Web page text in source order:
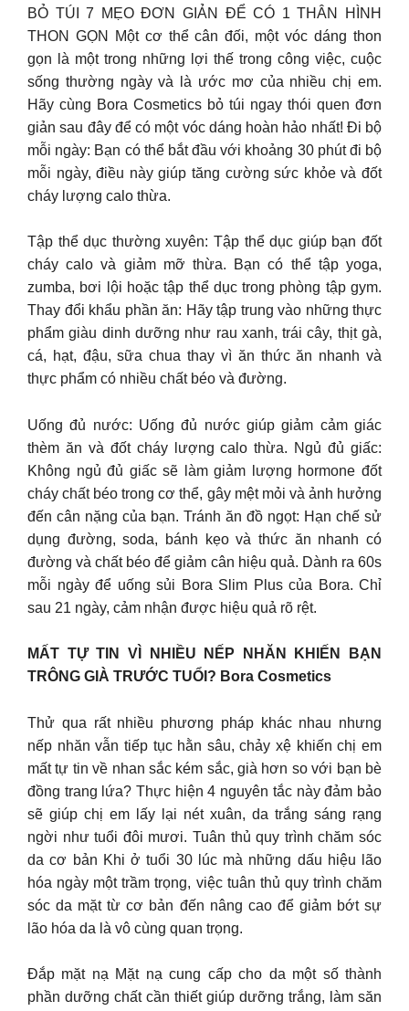
BỎ TÚI 7 MẸO ĐƠN GIẢN ĐỂ CÓ 1 THÂN HÌNH
THON GỌN Một cơ thể cân đối, một vóc dáng thon
gọn là một trong những lợi thế trong công việc, cuộc
sống thường ngày và là ước mơ của nhiều chị em.
Hãy cùng Bora Cosmetics bỏ túi ngay thói quen đơn
giản sau đây để có một vóc dáng hoàn hảo nhất! Đi bộ
mỗi ngày: Bạn có thể bắt đầu với khoảng 30 phút đi bộ
mỗi ngày, điều này giúp tăng cường sức khỏe và đốt
cháy lượng calo thừa.
Tập thể dục thường xuyên: Tập thể dục giúp bạn đốt
cháy calo và giảm mỡ thừa. Bạn có thể tập yoga,
zumba, bơi lội hoặc tập thể dục trong phòng tập gym.
Thay đổi khẩu phần ăn: Hãy tập trung vào những thực
phẩm giàu dinh dưỡng như rau xanh, trái cây, thịt gà,
cá, hạt, đậu, sữa chua thay vì ăn thức ăn nhanh và
thực phẩm có nhiều chất béo và đường.
Uống đủ nước: Uống đủ nước giúp giảm cảm giác
thèm ăn và đốt cháy lượng calo thừa. Ngủ đủ giấc:
Không ngủ đủ giấc sẽ làm giảm lượng hormone đốt
cháy chất béo trong cơ thể, gây mệt mỏi và ảnh hưởng
đến cân nặng của bạn. Tránh ăn đồ ngọt: Hạn chế sử
dụng đường, soda, bánh kẹo và thức ăn nhanh có
đường và chất béo để giảm cân hiệu quả. Dành ra 60s
mỗi ngày để uống sủi Bora Slim Plus của Bora. Chỉ
sau 21 ngày, cảm nhận được hiệu quả rõ rệt.
MẤT TỰ TIN VÌ NHIỀU NẾP NHĂN KHIẾN BẠN
TRÔNG GIÀ TRƯỚC TUỔI? Bora Cosmetics
Thử qua rất nhiều phương pháp khác nhau nhưng
nếp nhăn vẫn tiếp tục hằn sâu, chảy xệ khiến chị em
mất tự tin về nhan sắc kém sắc, già hơn so với bạn bè
đồng trang lứa? Thực hiện 4 nguyên tắc này đảm bảo
sẽ giúp chị em lấy lại nét xuân, da trắng sáng rạng
ngời như tuổi đôi mươi. Tuân thủ quy trình chăm sóc
da cơ bản Khi ở tuổi 30 lúc mà những dấu hiệu lão
hóa ngày một trầm trọng, việc tuân thủ quy trình chăm
sóc da mặt từ cơ bản đến nâng cao để giảm bớt sự
lão hóa da là vô cùng quan trọng.
Đắp mặt nạ Mặt nạ cung cấp cho da một số thành
phần dưỡng chất cần thiết giúp dưỡng trắng, làm săn